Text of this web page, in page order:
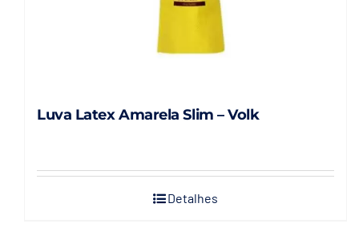
produto
Luva Latex Amarela Slim – Volk
Detalhes